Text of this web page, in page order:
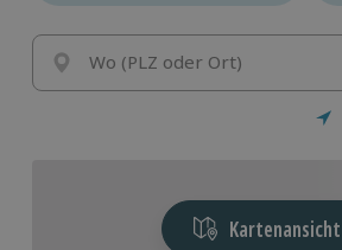
Wo (PLZ oder Ort)
Kartenansicht